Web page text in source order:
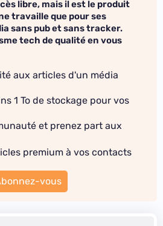
libre, mais il est le produit
travaille que pour ses
sans pub et sans tracker.
tech de qualité en vous
aux articles d'un média
1 To de stockage pour vos
et prenez part aux
premium à vos contacts
vous